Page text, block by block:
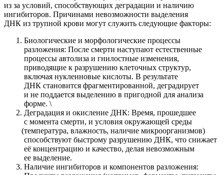
из за условий, способствующих деградации и наличию
ингибиторов. Причинами невозможности выделения
ДНК из трупной крови могут служить следующие факторы:
Биологические и морфологические процессы
разложения: После смерти наступают естественные
процессы автолиза и гнилостные изменения,
приводящие к разрушению клеточных структур,
включая нуклеиновые кислоты. В результате
ДНК становится фрагментированной, деградирует
и не поддается выделению в пригодной для анализа
форме. \
Деградация и окисление ДНК: Время, прошедшее
с момента смерти, и условия окружающей среды
(температура, влажность, наличие микроорганизмов)
способствуют быстрому разрушению ДНК, что снижает
её концентрацию и качество, делая невозможным
ее выделение.
Наличие ингибиторов и компонентов разложения: